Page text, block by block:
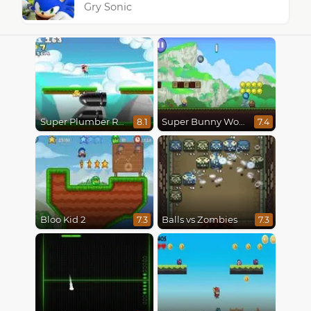
Gry Sonic
Super Plumber Run 8.1 Super Bunny World 7.4
Bloo Kid 2 7.3 Balls vs Zombies 7.3